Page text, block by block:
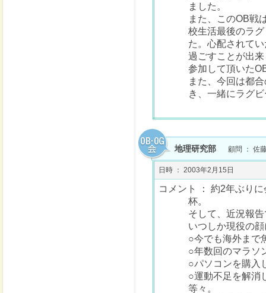
ました。
また、このOB戦
校生活最後のラ
た。心配されて
過ごすことが出
参加して頂いた
また、今回は都
き、一緒にラグ
地理研究部 顧問 ：
日時 ： 2003年2月15日
コメント ： 約2年ぶり
杯。
そして、近況報
いつしか現役の
○今でも海外まで
○年数回のマラソ
○パソコンを購入
○運動不足を解
等々。